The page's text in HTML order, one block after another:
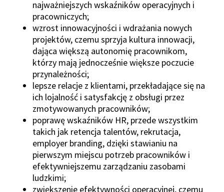
najważniejszych wskaźników operacyjnych i
pracowniczych;
wzrost innowacyjności i wdrażania nowych
projektów, czemu sprzyja kultura innowacji,
dająca większą autonomię pracownikom,
którzy mają jednocześnie większe poczucie
przynależności;
lepsze relacje z klientami, przekładające się na
ich lojalność i satysfakcję z obsługi przez
zmotywowanych pracowników;
poprawę wskaźników HR, przede wszystkim
takich jak retencja talentów, rekrutacja,
employer branding, dzięki stawianiu na
pierwszym miejscu potrzeb pracowników i
efektywniejszemu zarządzaniu zasobami
ludzkimi;
zwiększenie efektywności operacyjnej, czemu